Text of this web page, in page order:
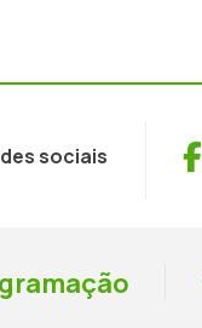
sociais